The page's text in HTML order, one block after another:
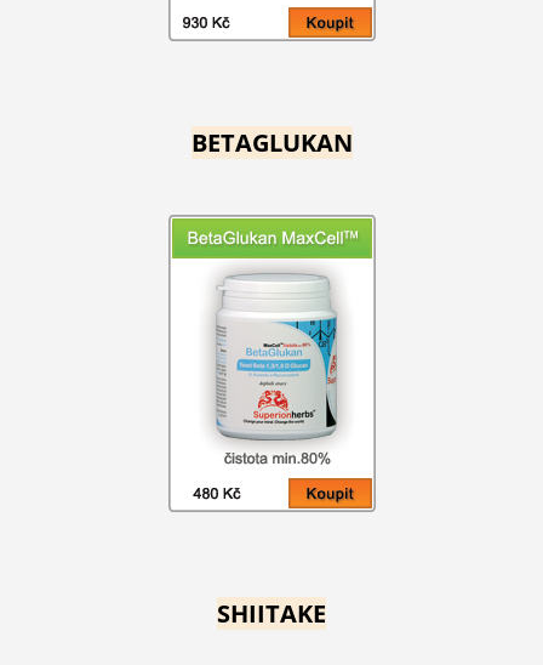
BETAGLUKAN
SHIITAKE